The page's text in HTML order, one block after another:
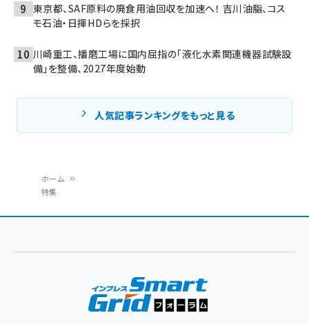
く
ホーム
特集
東京都、SAF原料の廃食用油回収を加速へ！ 吉川油脂、コス
モ石油・日揮HDらを採択
川崎重工、播磨工場に国内屈指の「液化水素関連機器試験設
備」を整備、2027年度始動
人気記事ランキングをもっと見る